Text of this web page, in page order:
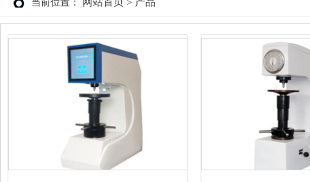
当前位置： 网站首页 > 产品